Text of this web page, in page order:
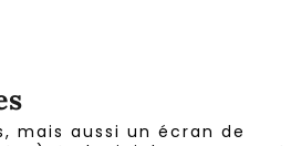
mais aussi un écran de